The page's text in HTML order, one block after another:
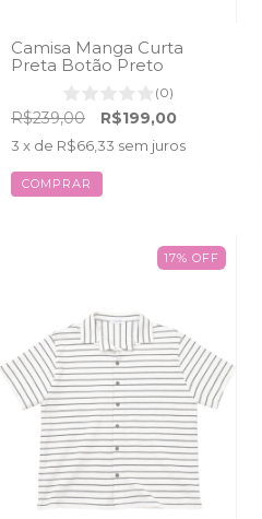
Camisa Manga Curta
Preta Botão Preto
(0)
R$239,00 R$199,00
3 x de R$66,33 sem juros
COMPRAR
17% OFF